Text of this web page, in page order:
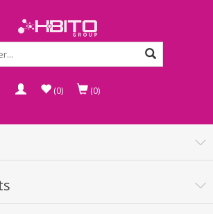
(0) (0)